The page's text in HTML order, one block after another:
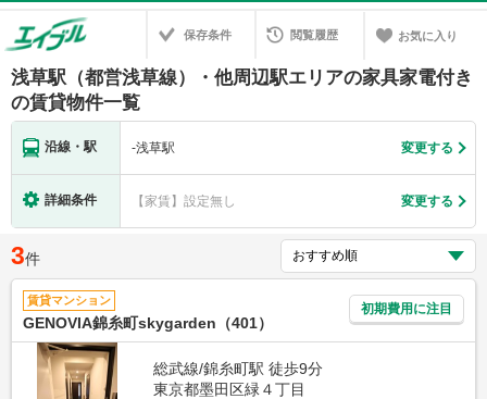
保存条件 閲覧履歴 お気に入り
浅草駅（都営浅草線）・他周辺駅エリアの家具家電付き
の賃貸物件一覧
沿線・駅 -浅草駅 変更する
詳細条件 【家賃】設定無し 変更する
3件
賃貸マンション
GENOVIA錦糸町skygarden（401）
初期費用に注目
総武線/錦糸町駅 徒歩9分
東京都墨田区緑４丁目